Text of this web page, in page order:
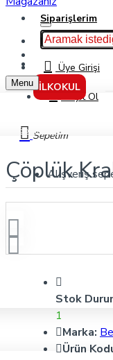
Siparişlerim
Hakkımızda
İletişimÜye Girişi
Kayıt Ol
Sepetim
Alışveriş
İLKOKUL
Menu
Çöplük Kralı - Elizabeth
Çöplük
Stok
1
Marka:
Ürün